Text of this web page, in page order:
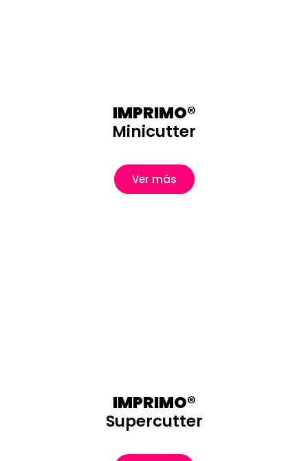
IMPRIMO®
Minicutter
Ver más
IMPRIMO®
Supercutter